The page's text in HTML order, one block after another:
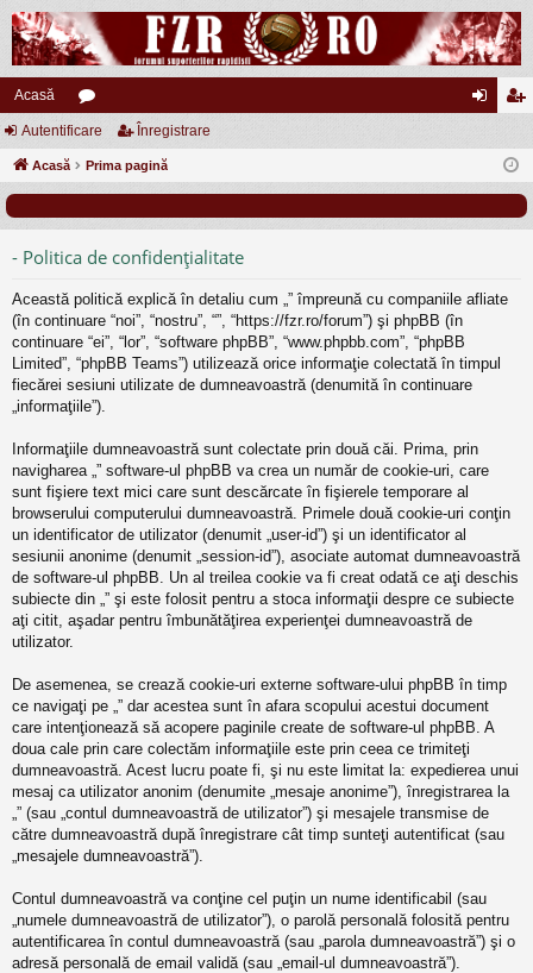
Acasă
or
u eg
Autentificare Înregistrare
Acasă Prima pagină
- Politica de confidenţialitate
Această politică explică în detaliu cum „” împreună cu companiile afliate
(în continuare “noi”, “nostru”, “”, “https://fzr.ro/forum”) şi phpBB (în
continuare “ei”, “lor”, “software phpBB”, “www.phpbb.com”, “phpBB
Limited”, “phpBB Teams”) utilizează orice informaţie colectată în timpul
fiecărei sesiuni utilizate de dumneavoastră (denumită în continuare
„informaţiile”).
Informaţiile dumneavoastră sunt colectate prin două căi. Prima, prin
navigharea „” software-ul phpBB va crea un număr de cookie-uri, care
sunt fişiere text mici care sunt descărcate în fişierele temporare al
browserului computerului dumneavoastră. Primele două cookie-uri conţin
un identificator de utilizator (denumit „user-id”) şi un identificator al
sesiunii anonime (denumit „session-id”), asociate automat dumneavoastră
de software-ul phpBB. Un al treilea cookie va fi creat odată ce aţi deschis
subiecte din „” şi este folosit pentru a stoca informaţii despre ce subiecte
aţi citit, aşadar pentru îmbunătăţirea experienţei dumneavoastră de
utilizator.
De asemenea, se crează cookie-uri externe software-ului phpBB în timp
ce navigaţi pe „” dar acestea sunt în afara scopului acestui document
care intenţionează să acopere paginile create de software-ul phpBB. A
doua cale prin care colectăm informaţiile este prin ceea ce trimiteţi
dumneavoastră. Acest lucru poate fi, şi nu este limitat la: expedierea unui
mesaj ca utilizator anonim (denumite „mesaje anonime”), înregistrarea la
„” (sau „contul dumneavoastră de utilizator”) şi mesajele transmise de
către dumneavoastră după înregistrare cât timp sunteţi autentificat (sau
„mesajele dumneavoastră”).
Contul dumneavoastră va conţine cel puţin un nume identificabil (sau
„numele dumneavoastră de utilizator”), o parolă personală folosită pentru
autentificarea în contul dumneavoastră (sau „parola dumneavoastră”) şi o
adresă personală de email validă (sau „email-ul dumneavoastră”).